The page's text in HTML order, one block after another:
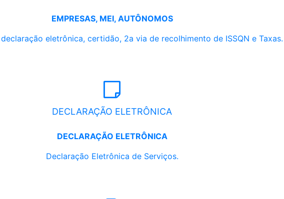
EMPRESAS, MEI, AUTÔNOMOS
eletrônica, certidão, 2a via de recolhimento de ISSQN e Taxas.
DECLARAÇÃO ELETRÔNICA
DECLARAÇÃO ELETRÔNICA
Declaração Eletrônica de Serviços.